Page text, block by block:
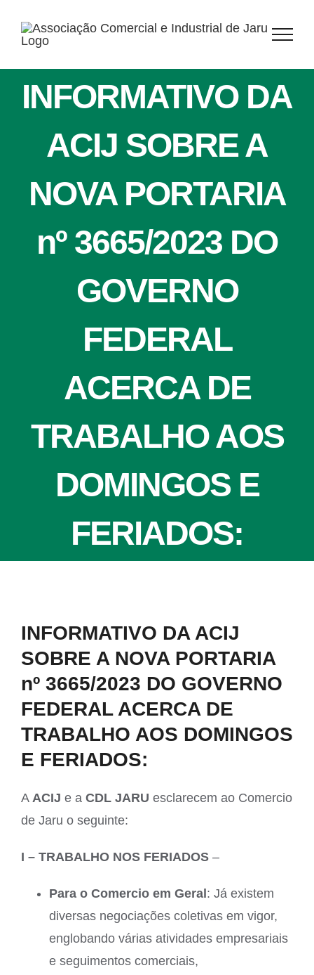
para
INFORMATIVO DA
ACIJ SOBRE A
NOVA PORTARIA
nº 3665/2023 DO
GOVERNO
FEDERAL
ACERCA DE
TRABALHO AOS
DOMINGOS E
FERIADOS:
Larger
Image
INFORMATIVO DA ACIJ
SOBRE A NOVA PORTARIA
nº 3665/2023 DO GOVERNO
FEDERAL ACERCA DE
TRABALHO AOS DOMINGOS
E FERIADOS:
A ACIJ e a CDL JARU esclarecem ao Comercio
de Jaru o seguinte:
I – TRABALHO NOS FERIADOS –
Para o Comercio em Geral: Já existem
diversas negociações coletivas em vigor,
englobando várias atividades empresariais
e seguimentos comerciais,